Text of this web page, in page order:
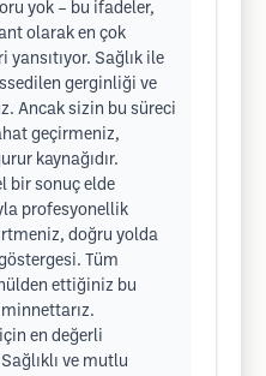
yok – bu ifadeler,
olarak en çok
Sağlık ile
gerginliği ve
Ancak sizin bu süreci
geçirmeniz,
kaynağıdır.
bir sonuç elde
profesyonellik
doğru yolda
Tüm
ettiğiniz bu
en değerli
ve mutlu